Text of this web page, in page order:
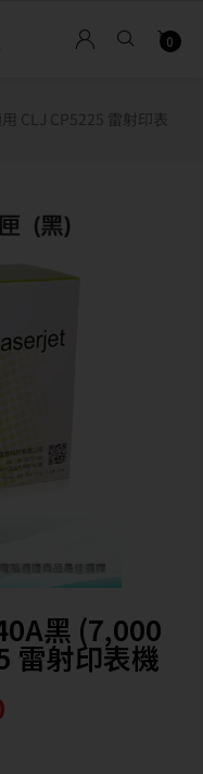
0
CLJ CP5225 雷射印表
黑 (7,000
雷射印表機